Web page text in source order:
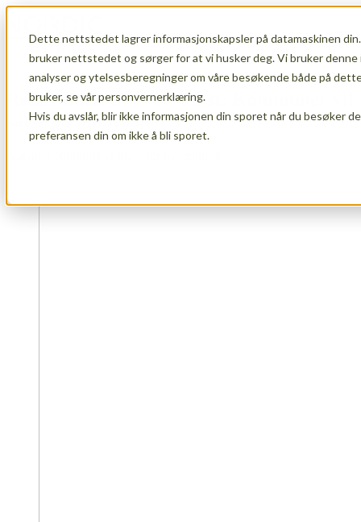
Dette nettstedet lagrer informasjonskapsler på datamaskinen
bruker nettstedet og sørger for at vi husker deg. Vi bruker
analyser og ytelsesberegninger om våre besøkende både på
bruker, se vår personvernerklæring.
Hvis du avslår, blir ikke informasjonen din sporet når du
preferansen din om ikke å bli sporet.
Open main navigation
Rekordinteresse for Gnist: Kommuner vil
satse på innovasjon!